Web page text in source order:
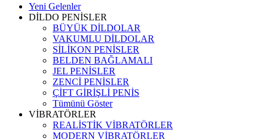
Yeni Gelenler
DİLDO PENİSLER
BÜYÜK DİLDOLAR
VAKUMLU DİLDOLAR
SİLİKON PENİSLER
BELDEN BAĞLAMALI
JEL PENİSLER
ZENCİ PENİSLER
ÇİFT GİRİŞLİ PENİS
Tümünü Göster
VİBRATÖRLER
REALİSTİK VİBRATÖRLER
MODERN VİBRATÖRLER